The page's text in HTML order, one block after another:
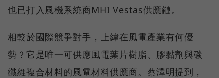
也已打入風機系統商MHI Vestas供應鏈。
相較於國際競爭對手，上緯在風電產業有何優
勢？它是唯一可供應風電葉片樹脂、膠黏劑與碳
纖維複合材料的風電材料供應商。蔡澤明提到，